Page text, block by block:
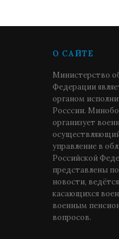
О САЙТЕ
Министерство
Федерации
органом
Росссии.
организует
управление в
Российской
представлены
новости,
касающихся
военным
вопросов.